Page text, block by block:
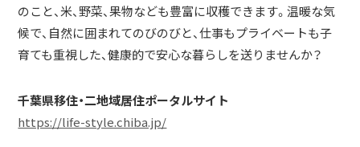
のこと、米、野菜、果物なども豊富に収穫できます。温暖な気
候で、自然に囲まれてのびのびと、仕事もプライベートも子
育ても重視した、健康的で安心な暮らしを送りませんか？
千葉県移住・二地域居住ポータルサイト
https://life-style.chiba.jp/